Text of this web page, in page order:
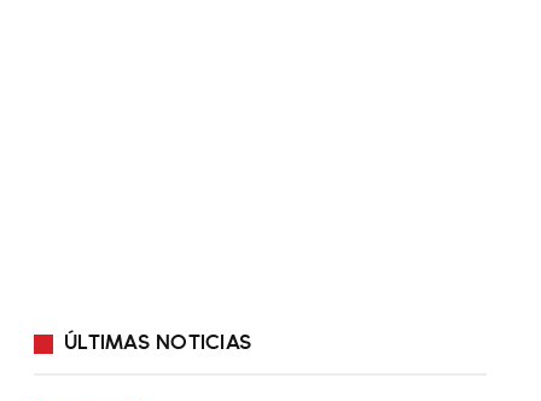
ÚLTIMAS NOTICIAS